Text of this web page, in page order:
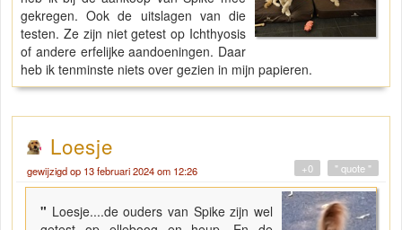
gekregen. Ook de uitslagen van die
testen. Ze zijn niet getest op Ichthyosis
of andere erfelijke aandoeningen. Daar
heb ik tenminste niets over gezien in mijn papieren.
Loesje
gewijzigd op 13 februari 2024 om 12:26 " quote "
+0
" Loesje....de ouders van Spike zijn wel